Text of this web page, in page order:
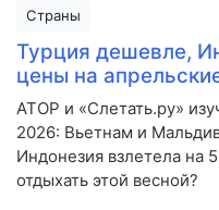
Страны
Турция дешевле,
цены на
АТОР и «Слетать.ру»
2026: Вьетнам и
Индонезия взлетела на
отдыхать этой весной?